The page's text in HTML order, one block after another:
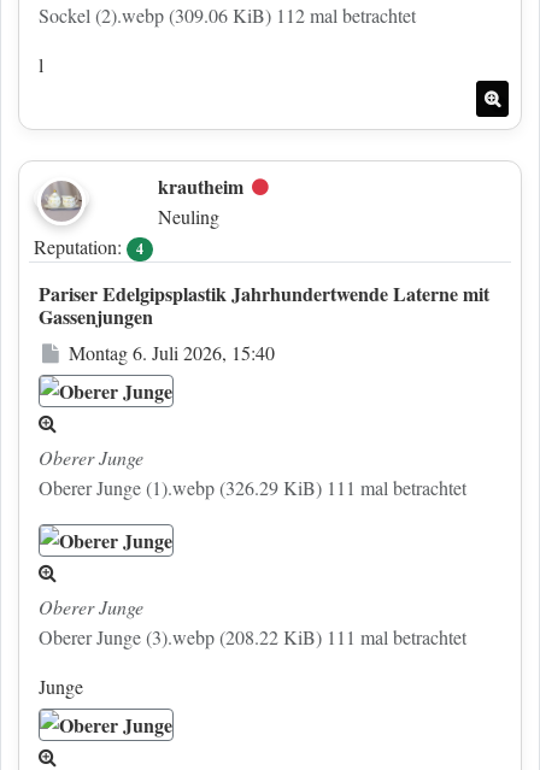
Sockel (2).webp (309.06 KiB) 112 mal betrachtet
l
krautheim Offline
Neuling
Reputation:
4
Pariser Edelgipsplastik Jahrhundertwende Laterne mit
Gassenjungen
Beitrag
Montag 6. Juli 2026, 15:40
Oberer Junge
Oberer Junge (1).webp (326.29 KiB) 111 mal betrachtet
Oberer Junge
Oberer Junge (3).webp (208.22 KiB) 111 mal betrachtet
Junge